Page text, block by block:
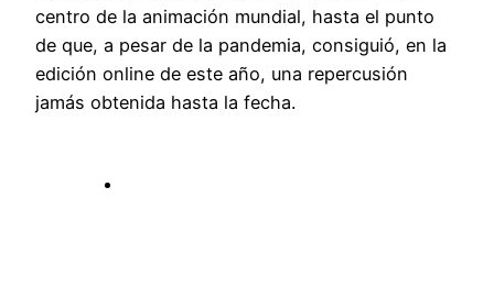
centro de la animación mundial, hasta el punto
de que, a pesar de la pandemia, consiguió, en la
edición online de este año, una repercusión
jamás obtenida hasta la fecha.